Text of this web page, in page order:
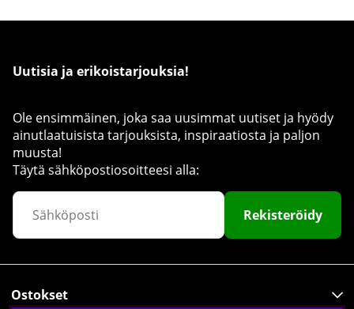
Uutisia ja erikoistarjouksia!
Ole ensimmäinen, joka saa uusimmat uutiset ja hyödy
ainutlaatuisista tarjouksista, inspiraatiosta ja paljon
muusta!
Täytä sähköpostiosoitteesi alla:
Rekisteröidy
Ostokset